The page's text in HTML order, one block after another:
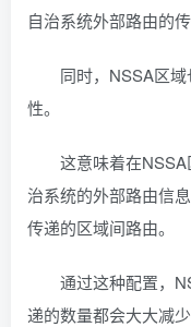
自治系统外部路由的传
同时，NSSA区
性。
这意味着在
治系统的外部路由信
传递的区域间路由。
通过这种配置，
递的数量都会大大减